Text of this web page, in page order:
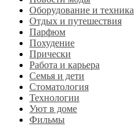
Оборудование и техника
Отдых и путешествия
Парфюм
Похудение
Прически
Работа и карьера
Семья и дети
Стоматология
Технологии
Уют в доме
Фильмы